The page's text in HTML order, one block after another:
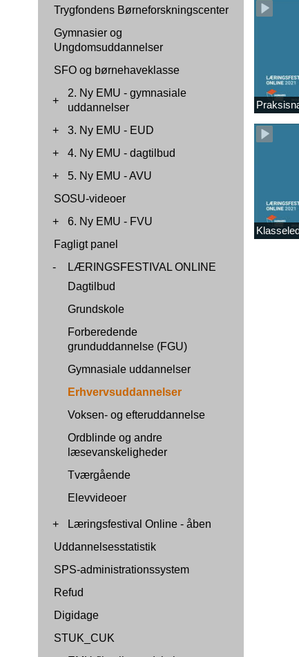
Trygfondens Børneforskningscenter
Gymnasier og
Ungdomsuddannelser
SFO og børnehaveklasse
+
2. Ny EMU - gymnasiale
uddannelser
+
3. Ny EMU - EUD
+
4. Ny EMU - dagtilbud
+
5. Ny EMU - AVU
SOSU-videoer
+
6. Ny EMU - FVU
Fagligt panel
-
LÆRINGSFESTIVAL ONLINE
Dagtilbud
Grundskole
Forberedende
grunduddannelse (FGU)
Gymnasiale uddannelser
Erhvervsuddannelser
Voksen- og efteruddannelse
Ordblinde og andre
læsevanskeligheder
Tværgående
Elevvideoer
+
Læringsfestival Online - åben
Uddannelsesstatistik
SPS-administrationssystem
Refud
Digidage
STUK_CUK